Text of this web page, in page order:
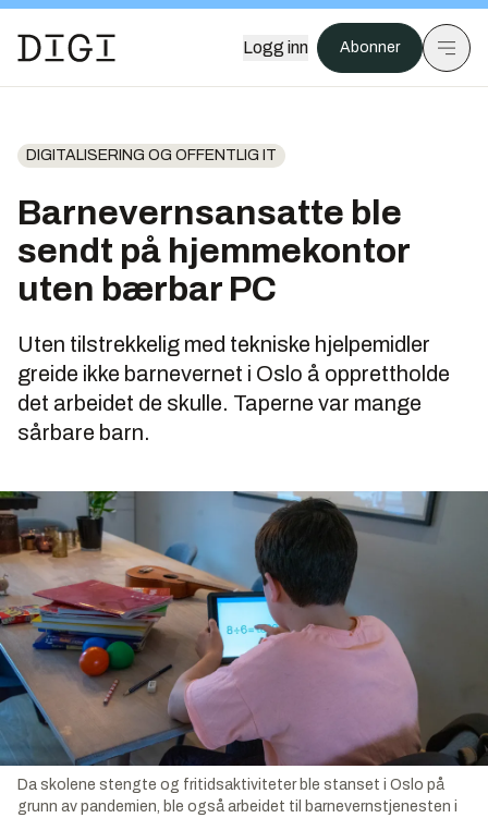
Logg inn Abonner
DIGITALISERING OG OFFENTLIG IT
Barnevernsansatte ble
sendt på hjemmekontor
uten bærbar PC
Uten tilstrekkelig med tekniske hjelpemidler
greide ikke barnevernet i Oslo å opprettholde
det arbeidet de skulle. Taperne var mange
sårbare barn.
Da skolene stengte og fritidsaktiviteter ble stanset i Oslo på
grunn av pandemien, ble også arbeidet til barnevernstjenesten i